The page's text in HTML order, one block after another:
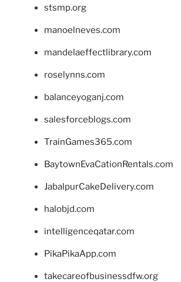
stsmp.org
manoelneves.com
mandelaeffectlibrary.com
roselynns.com
balanceyoganj.com
salesforceblogs.com
TrainGames365.com
BaytownEvaCationRentals.com
JabalpurCakeDelivery.com
halobjd.com
intelligenceqatar.com
PikaPikaApp.com
takecareofbusinessdfw.org